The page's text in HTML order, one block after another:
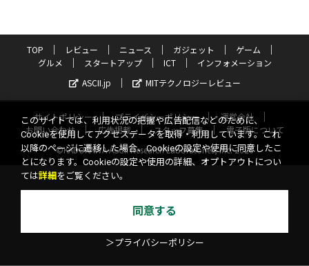
TOP レビュー ニュース ガジェット
ゲーム
グルメ
スタートアップ ICT
インフォメーション
ASCII.jp
MITテクノロジーレビュー
サイトポリシー プライバシーポリシー
運営会社
お問い合わせ
広告掲載 スタッフ募集
電子版について
©KADOKAWA ASCII Research Laboratories, Inc. 2026
このサイトでは、利用状況の把握や広告配信などのために、
Cookieを使用してアクセスデータを取得・利用しています。これ
以降のページに遷移した場合、Cookieの設定や使用に同意したこ
とになります。Cookieの設定や使用の詳細、オプトアウトについ
ては詳細 をご覧ください。
同意する
＞プライバシーポリシー